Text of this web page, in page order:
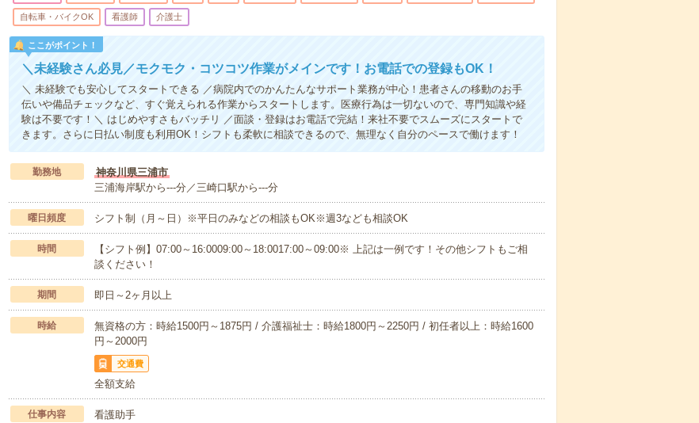
自転車・バイクOK 看護師 介護士
ここがポイント！
＼未経験さん必見／モクモク・コツコツ作業がメインです！お電話での登録もOK！
＼ 未経験でも安心してスタートできる ／病院内でのかんたんなサポート業務が中心！患者さんの移動のお手
伝いや備品チェックなど、すぐ覚えられる作業からスタートします。医療行為は一切ないので、専門知識や経
験は不要です！＼ はじめやすさもバッチリ ／面談・登録はお電話で完結！来社不要でスムーズにスタートで
きます。さらに日払い制度も利用OK！シフトも柔軟に相談できるので、無理なく自分のペースで働けます！
勤務地
神奈川県三浦市
三浦海岸駅から---分／三崎口駅から---分
曜日頻度 シフト制（月～日）※平日のみなどの相談もOK※週3なども相談OK
時間
【シフト例】07:00～16:0009:00～18:0017:00～09:00※ 上記は一例です！その他シフトもご相
談ください！
期間 即日～2ヶ月以上
時給
無資格の方：時給1500円～1875円 / 介護福祉士：時給1800円～2250円 / 初任者以上：時給1600
円～2000円
交通費
全額支給
仕事内容
看護助手